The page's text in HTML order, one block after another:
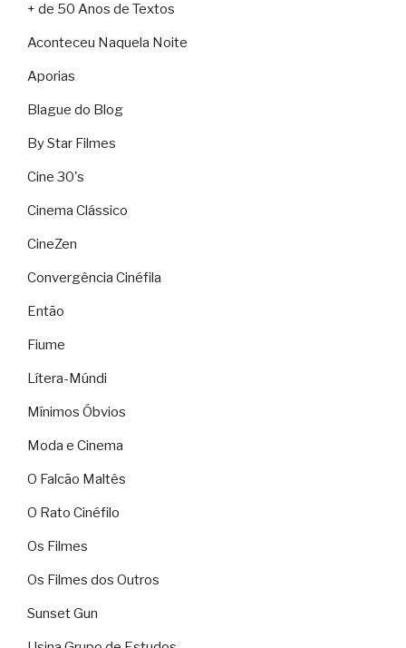
+ de 50 Anos de Textos
Aconteceu Naquela Noite
Aporias
Blague do Blog
By Star Filmes
Cine 30's
Cinema Clássico
CineZen
Convergência Cinéfila
Então
Fiume
Lítera-Múndi
Mínimos Óbvios
Moda e Cinema
O Falcão Maltês
O Rato Cinéfilo
Os Filmes
Os Filmes dos Outros
Sunset Gun